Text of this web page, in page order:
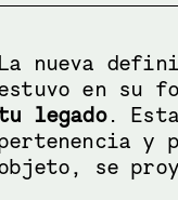
La nueva
en su
legado.
y
se